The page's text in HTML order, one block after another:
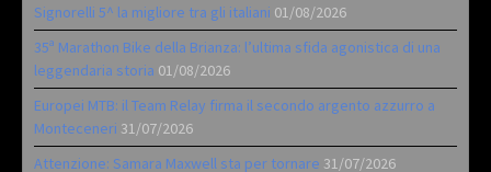
Signorelli 5^ la migliore tra gli italiani 01/08/2026
35ª Marathon Bike della Brianza: l’ultima sfida agonistica di una
leggendaria storia 01/08/2026
Europei MTB: il Team Relay firma il secondo argento azzurro a
Monteceneri 31/07/2026
Attenzione: Samara Maxwell sta per tornare 31/07/2026